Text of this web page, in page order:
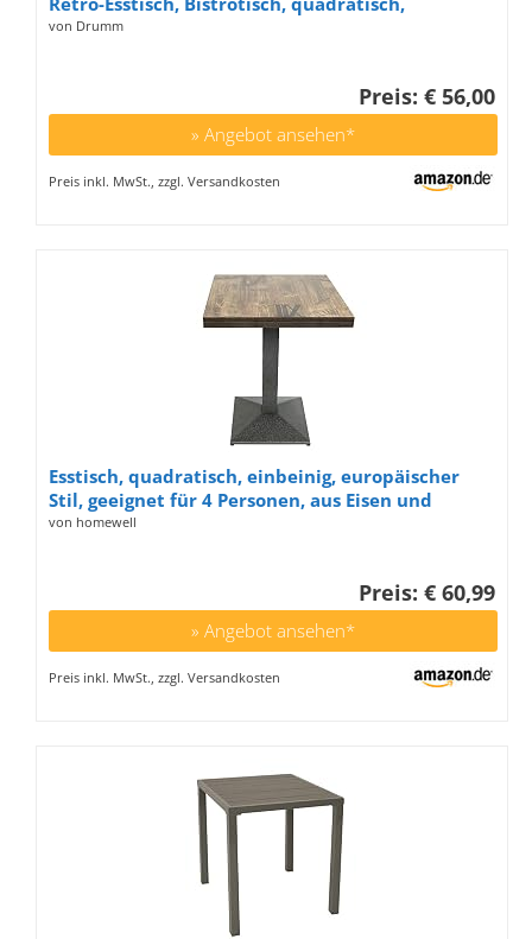
Bistrotische aus Metall und Holz, industrieller
von Drumm
Preis: € 56,00
» Angebot ansehen*
Preis inkl. MwSt., zzgl. Versandkosten
Esstisch, quadratisch, einbeinig, europäischer
Stil, geeignet für 4 Personen, aus Eisen und
Holzbohlen, Küchentisch, Esstisch,
von homewell
Preis: € 60,99
» Angebot ansehen*
Preis inkl. MwSt., zzgl. Versandkosten